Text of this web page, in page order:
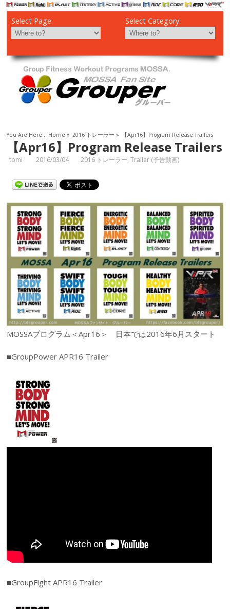
Select Page: Select Category:
You Are Here : Home » 2016 トレーラー » 【Apr16】Program Release Trailers
【Apr16】Program Release Trailers
tomi 2016/03/04 2016 トレーラー,Trailer (予告動画)
MOSSAプログラム＜Apr16＞ 日本では2016年6月スタート
■GroupPower APR16 Trailer
■GroupFight APR16 Trailer